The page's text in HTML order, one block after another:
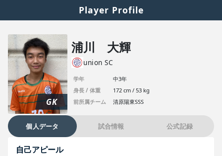
Player Profile
GK
浦川 大輝
union SC
学年
中3年
身長 / 体重
172 cm / 53 kg
前所属チーム
清原陽東SSS
個人データ 試合情報 公式記録
自己アピール